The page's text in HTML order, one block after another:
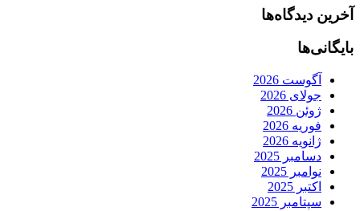
آخرین دیدگاه‌ها
بایگانی‌ها
آگوست 2026
جولای 2026
ژوئن 2026
فوریه 2026
ژانویه 2026
دسامبر 2025
نوامبر 2025
اکتبر 2025
سپتامبر 2025